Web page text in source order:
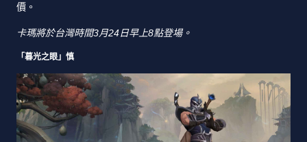
價。
卡瑪將於台灣時間3月24日早上8點登場。
「暮光之眼」慎